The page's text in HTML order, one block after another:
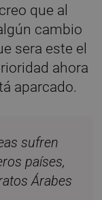
que al
cambio
sera este el
ahora
aparcado.
sufren
países,
Árabes